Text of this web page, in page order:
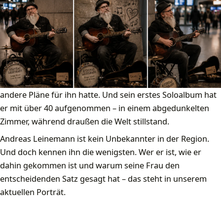
andere Pläne für ihn hatte. Und sein erstes Soloalbum hat
er mit über 40 aufgenommen – in einem abgedunkelten
Zimmer, während draußen die Welt stillstand.
Andreas Leinemann ist kein Unbekannter in der Region.
Und doch kennen ihn die wenigsten. Wer er ist, wie er
dahin gekommen ist und warum seine Frau den
entscheidenden Satz gesagt hat – das steht in unserem
aktuellen Porträt.